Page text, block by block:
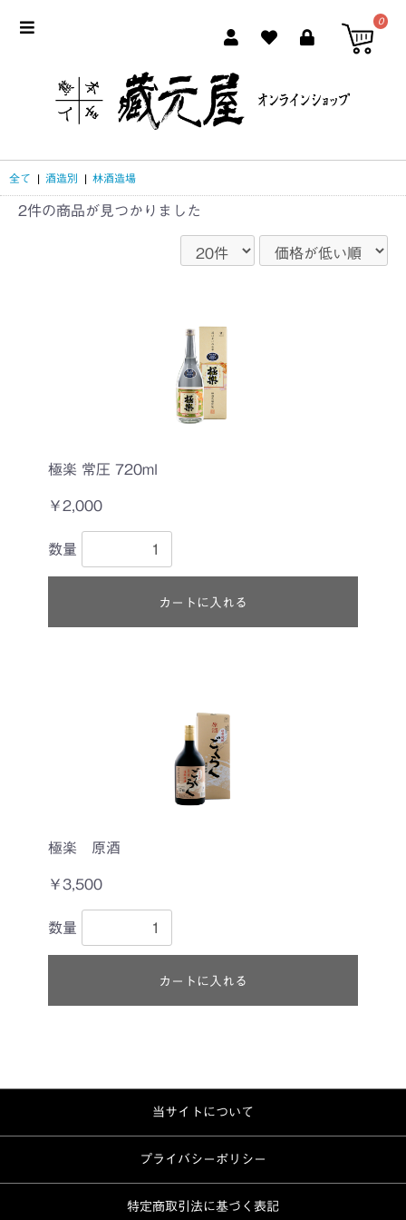
0
全て | 酒造別 | 林酒造場
2件の商品が見つかりました
極楽 常圧 720ml
￥2,000
数量
カートに入れる
極楽 原酒
￥3,500
数量
カートに入れる
当サイトについて
プライバシーポリシー
特定商取引法に基づく表記